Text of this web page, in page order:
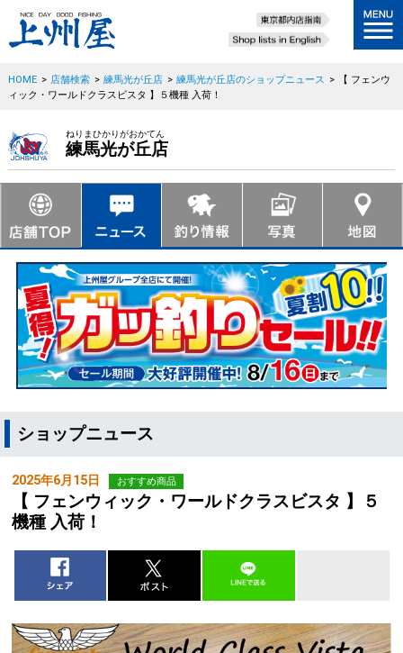
HOME > 店舗検索 > 練馬光が丘店 > 練馬光が丘店のショップニュース >
【 フェンウ
ィック・ワールドクラスビスタ 】５機種 入荷！
ねりまひかりがおかてん
練馬光が丘店
ショップニュース
2025年6月15日 おすすめ商品
【 フェンウィック・ワールドクラスビスタ 】５
機種 入荷！